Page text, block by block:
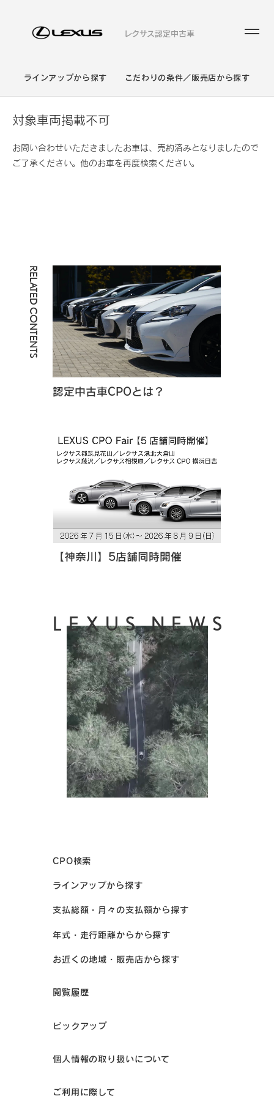
レクサス認定中古車
ラインアップから探す こだわりの条件／販売店から探す
対象車両掲載不可
お問い合わせいただきましたお車は、売約済みとなりましたので
ご了承ください。他のお車を再度検索ください。
RELATED CONTENTS
認定中古車CPOとは？
【神奈川】5店舗同時開催
LEXUS NEWS
CPO検索
ラインアップから探す
支払総額・月々の支払額から探す
年式・走行距離からから探す
お近くの地域・販売店から探す
閲覧履歴
ピックアップ
個人情報の取り扱いについて
ご利用に際して